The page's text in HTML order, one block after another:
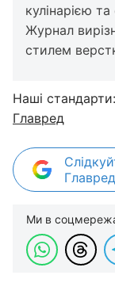
кулінарією
Журнал
стилем
Наші стандарти:
Главред
Ми в